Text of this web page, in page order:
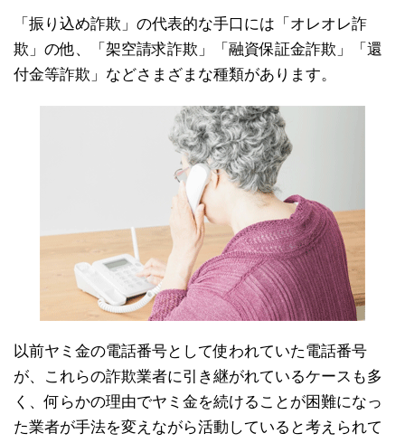
「振り込め詐欺」の代表的な手口には「オレオレ詐
欺」の他、「架空請求詐欺」「融資保証金詐欺」「還
付金等詐欺」などさまざまな種類があります。
以前ヤミ金の電話番号として使われていた電話番号
が、これらの詐欺業者に引き継がれているケースも多
く、何らかの理由でヤミ金を続けることが困難になっ
た業者が手法を変えながら活動していると考えられて